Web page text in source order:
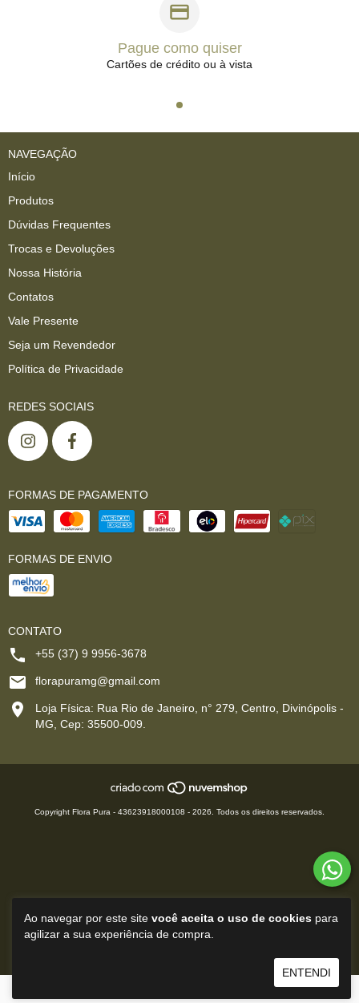
Ao navegar por este site você aceita o uso de cookies para
agilizar a sua experiência de compra.
ENTENDI
Pague como quiser
Cartões de crédito ou à vista
NAVEGAÇÃO
Início
Produtos
Dúvidas Frequentes
Trocas e Devoluções
Nossa História
Contatos
Vale Presente
Seja um Revendedor
Política de Privacidade
REDES SOCIAIS
FORMAS DE PAGAMENTO
FORMAS DE ENVIO
CONTATO
+55 (37) 9 9956-3678
florapuramg@gmail.com
Loja Física: Rua Rio de Janeiro, n° 279, Centro, Divinópolis -
MG, Cep: 35500-009.
Copyright Flora Pura - 43623918000108 - 2026. Todos os direitos reservados.